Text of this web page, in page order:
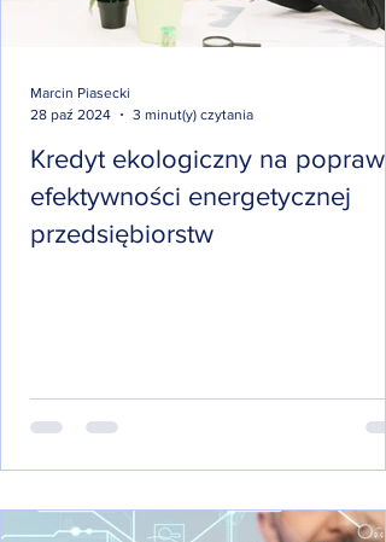
Kredyt ekologiczny na poprawę
efektywności energetycznej
przedsiębiorstw
Marcin Piasecki
28 paź 2024
3 minut(y) czytania